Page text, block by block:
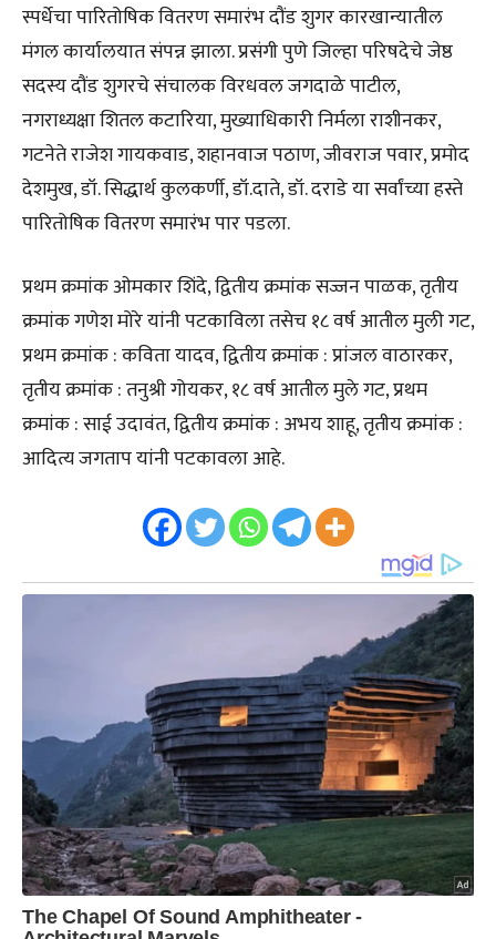
स्पर्धेचा पारितोषिक वितरण समारंभ दौंड शुगर कारखान्यातील
मंगल कार्यालयात संपन्न झाला. प्रसंगी पुणे जिल्हा परिषदेचे जेष्ठ
सदस्य दौंड शुगरचे संचालक विरधवल जगदाळे पाटील,
नगराध्यक्षा शितल कटारिया, मुख्याधिकारी निर्मला राशीनकर,
गटनेते राजेश गायकवाड, शहानवाज पठाण, जीवराज पवार, प्रमोद
देशमुख, डॉ. सिद्धार्थ कुलकर्णी, डॉ.दाते, डॉ. दराडे या सर्वांच्या हस्ते
पारितोषिक वितरण समारंभ पार पडला.
प्रथम क्रमांक ओमकार शिंदे, द्वितीय क्रमांक सज्जन पाळक, तृतीय
क्रमांक गणेश मोरे यांनी पटकाविला तसेच १८ वर्ष आतील मुली गट,
प्रथम क्रमांक : कविता यादव, द्वितीय क्रमांक : प्रांजल वाठारकर,
तृतीय क्रमांक : तनुश्री गोयकर, १८ वर्ष आतील मुले गट, प्रथम
क्रमांक : साई उदावंत, द्वितीय क्रमांक : अभय शाहू, तृतीय क्रमांक :
आदित्य जगताप यांनी पटकावला आहे.